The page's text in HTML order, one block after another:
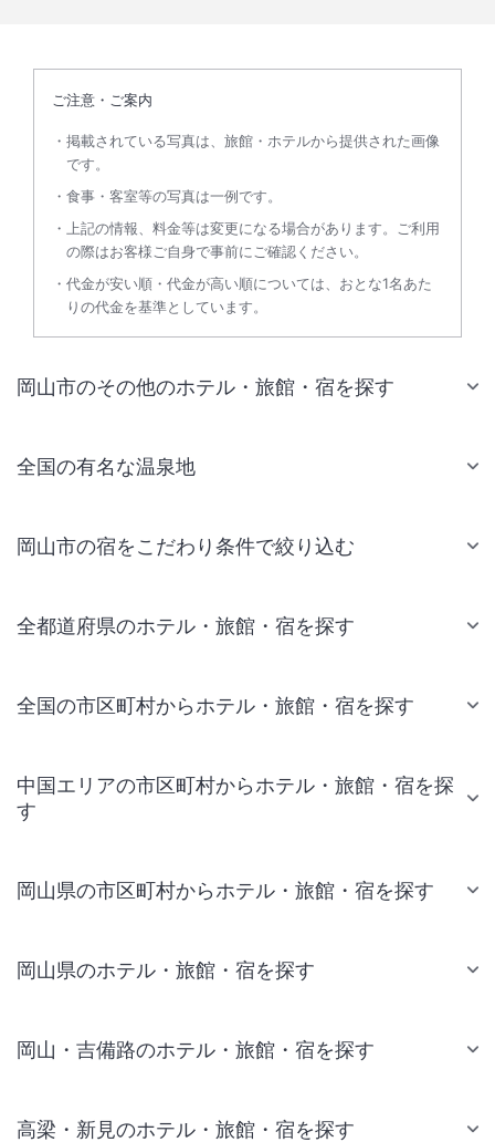
ご注意・ご案内
掲載されている写真は、旅館・ホテルから提供された画像
です。
食事・客室等の写真は一例です。
上記の情報、料金等は変更になる場合があります。ご利用
の際はお客様ご自身で事前にご確認ください。
代金が安い順・代金が高い順については、おとな1名あた
りの代金を基準としています。
岡山市のその他のホテル・旅館・宿を探す
全国の有名な温泉地
岡山市の宿をこだわり条件で絞り込む
全都道府県のホテル・旅館・宿を探す
全国の市区町村からホテル・旅館・宿を探す
中国エリアの市区町村からホテル・旅館・宿を探
す
岡山県の市区町村からホテル・旅館・宿を探す
岡山県のホテル・旅館・宿を探す
岡山・吉備路のホテル・旅館・宿を探す
高梁・新見のホテル・旅館・宿を探す